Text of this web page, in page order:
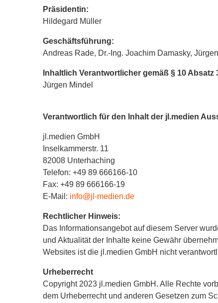
Präsidentin:
Hildegard Müller
Geschäftsführung:
Andreas Rade, Dr.-Ing. Joachim Damasky,
Inhaltlich Verantwortlicher gemäß § 10 Absatz
Jürgen Mindel
Verantwortlich für den Inhalt der jl.medien
jl.medien GmbH
Inselkammerstr. 11
82008 Unterhaching
Telefon: +49 89 666166-10
Fax: +49 89 666166-19
E-Mail: info@jl-medien.de
Rechtlicher Hinweis:
Das Informationsangebot auf diesem Server
und Aktualität der Inhalte keine Gewähr
Websites ist die jl.medien GmbH nicht
Urheberrecht
Copyright 2023 jl.medien GmbH. Alle Rechte
dem Urheberrecht und anderen Gesetzen zum